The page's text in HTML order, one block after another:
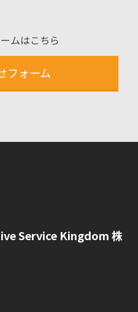
ムはこちら
フォーム
Service Kingdom 株